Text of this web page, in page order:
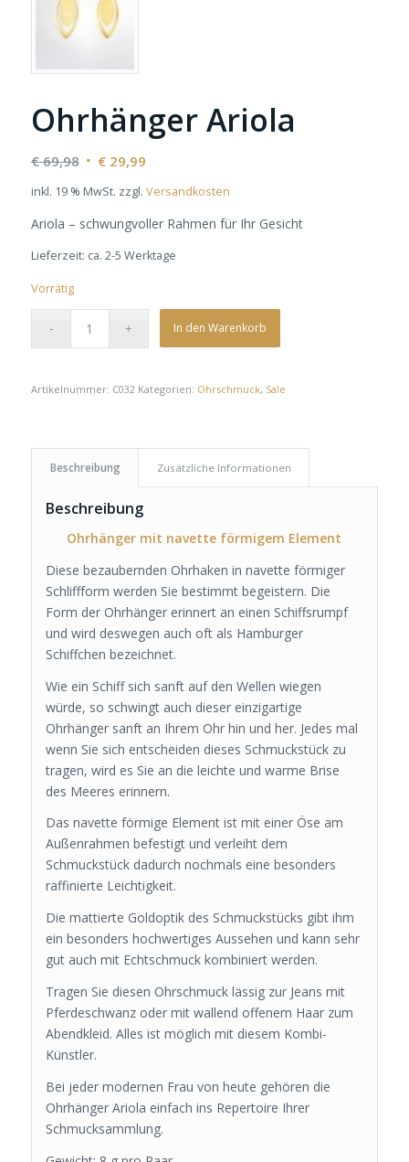
Ohrhänger Ariola
€69,98 Ursprünglicher
€ 69,98
€29,99Aktueller
€ 29,99.
inkl. 19 % MwSt. zzgl. Versandkosten
Ariola – schwungvoller Rahmen für Ihr Gesicht
Lieferzeit: ca. 2-5 Werktage
Vorrätig
In den Warenkorb
Artikelnummer: C032 Kategorien: Ohrschmuck, Sale
Beschreibung Zusätzliche Informationen
Beschreibung
Ohrhänger mit navette förmigem Element
Diese bezaubernden Ohrhaken in navette förmiger
Schliffform werden Sie bestimmt begeistern. Die
Form der Ohrhänger erinnert an einen Schiffsrumpf
und wird deswegen auch oft als Hamburger
Schiffchen bezeichnet.
Wie ein Schiff sich sanft auf den Wellen wiegen
würde, so schwingt auch dieser einzigartige
Ohrhänger sanft an Ihrem Ohr hin und her. Jedes mal
wenn Sie sich entscheiden dieses Schmuckstück zu
tragen, wird es Sie an die leichte und warme Brise
des Meeres erinnern.
Das navette förmige Element ist mit einer Öse am
Außenrahmen befestigt und verleiht dem
Schmuckstück dadurch nochmals eine besonders
raffinierte Leichtigkeit.
Die mattierte Goldoptik des Schmuckstücks gibt ihm
ein besonders hochwertiges Aussehen und kann sehr
gut auch mit Echtschmuck kombiniert werden.
Tragen Sie diesen Ohrschmuck lässig zur Jeans mit
Pferdeschwanz oder mit wallend offenem Haar zum
Abendkleid. Alles ist möglich mit diesem Kombi-
Künstler.
Bei jeder modernen Frau von heute gehören die
Ohrhänger Ariola einfach ins Repertoire Ihrer
Schmucksammlung.